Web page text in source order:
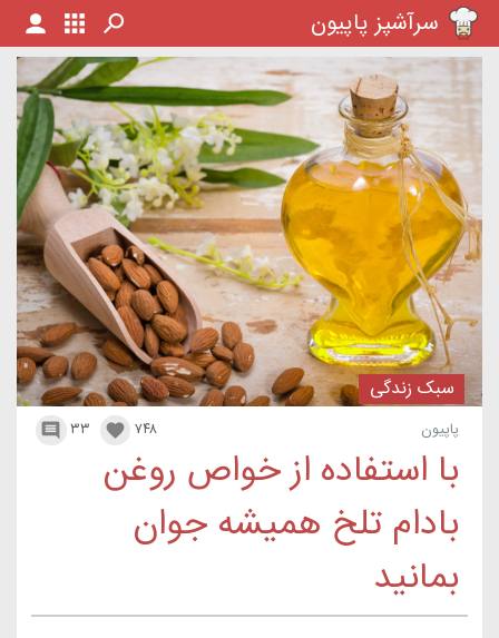
سرآشپز پاپیون
سبک زندگی
پاپیون ۳۳  ۷۴۸ 
با استفاده از خواص روغن
بادام تلخ همیشه جوان
بمانید